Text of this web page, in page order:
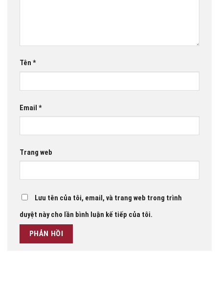
Tên *
Email *
Trang web
Lưu tên của tôi, email, và trang web trong trình
duyệt này cho lần bình luận kế tiếp của tôi.